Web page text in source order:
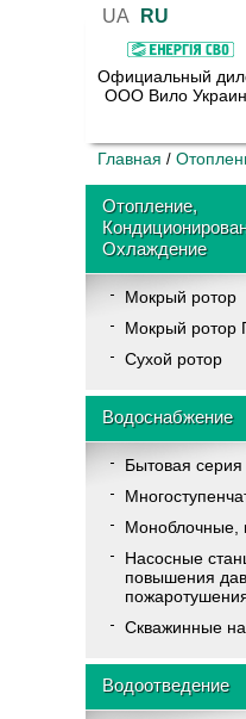
UA RU
Официальный
ООО Вило
Главная /
Отопление,
Охлаждение
Мокрый ротор
Мокрый ротор
Сухой ротор
Водоснабжение
Бытовая серия
Моноблочные,
Насосные
повышения
Скважинные
Водоотведение